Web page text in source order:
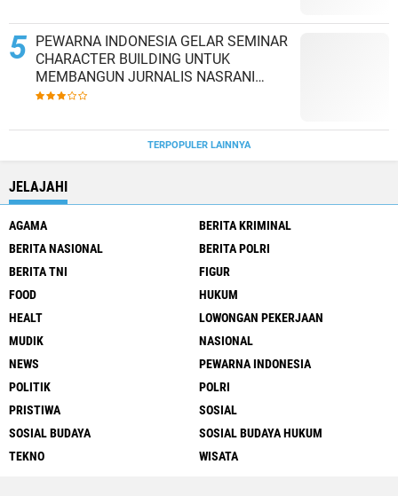
PEWARNA INDONESIA GELAR SEMINAR
CHARACTER BUILDING UNTUK
MEMBANGUN JURNALIS NASRANI
BERINTEGRITAS DAN BERDAMPAK*
TERPOPULER LAINNYA
JELAJAHI
AGAMA
BERITA KRIMINAL
BERITA NASIONAL
BERITA POLRI
BERITA TNI
FIGUR
FOOD
HUKUM
HEALT
LOWONGAN PEKERJAAN
MUDIK
NASIONAL
NEWS
PEWARNA INDONESIA
POLITIK
POLRI
PRISTIWA
SOSIAL
SOSIAL BUDAYA
SOSIAL BUDAYA HUKUM
TEKNO
WISATA